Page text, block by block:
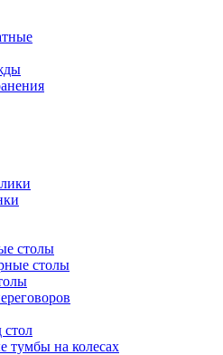
столы
столы
тумбы на колесах